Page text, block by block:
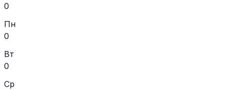
0
Пн
0
Вт
0
Ср